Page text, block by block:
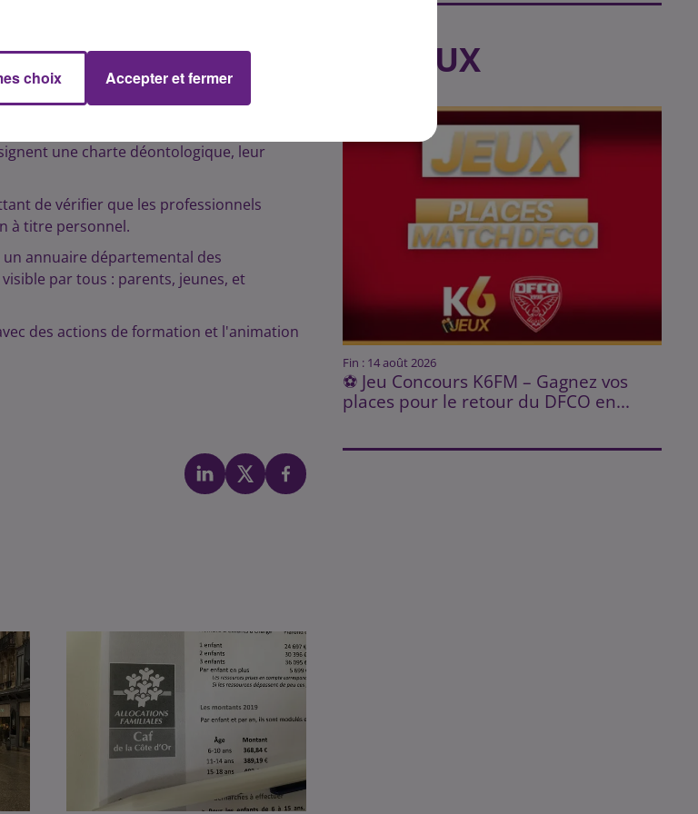
pratique professionnelle, en ligne, où
et à l’image.
une charte déontologique, leur
de vérifier que les professionnels
à titre personnel.
annuaire départemental des
par tous : parents, jeunes, et
des actions de formation et l'animation
LES JEUX
Fin : 14 août 2026
⚽ Jeu Concours K6FM – Gagnez vos
places pour le retour du DFCO en...
choix Accepter et fermer